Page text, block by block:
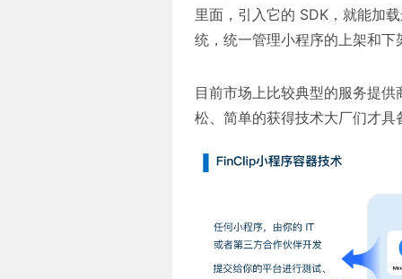
里面，引入它的 SDK，就能加
统，统一管理小程序的上架和
目前市场上比较典型的服务提
松、简单的获得技术大厂们才具